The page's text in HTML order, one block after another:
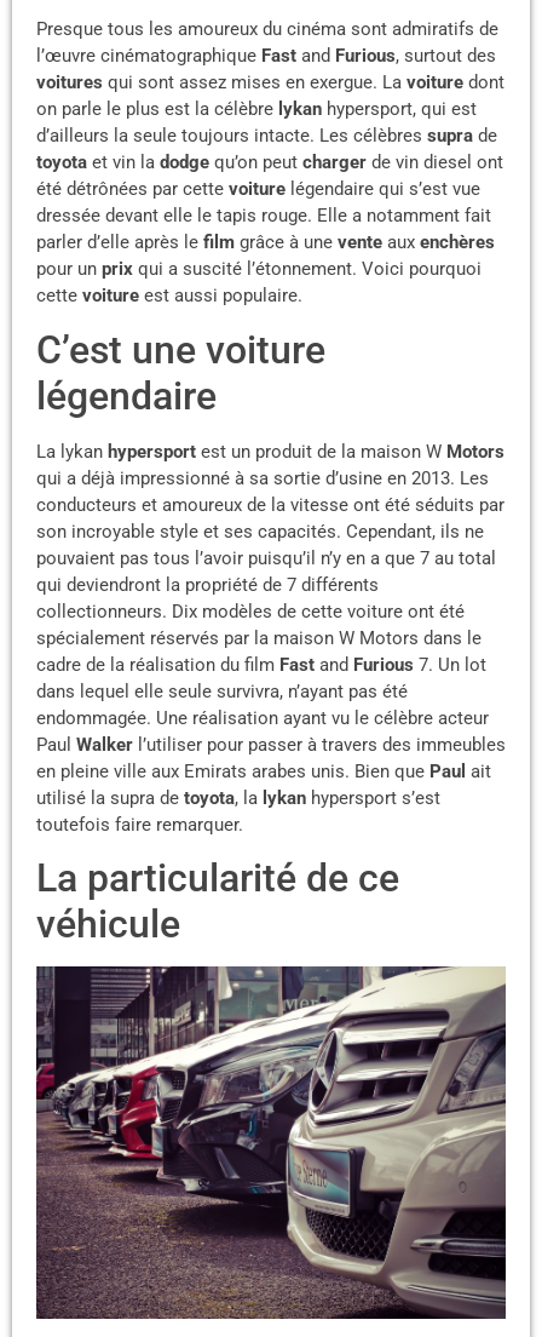
Presque tous les amoureux du cinéma sont admiratifs de
l’œuvre cinématographique Fast and Furious, surtout des
voitures qui sont assez mises en exergue. La voiture dont
on parle le plus est la célèbre lykan hypersport, qui est
d’ailleurs la seule toujours intacte. Les célèbres supra de
toyota et vin la dodge qu’on peut charger de vin diesel ont
été détrônées par cette voiture légendaire qui s’est vue
dressée devant elle le tapis rouge. Elle a notamment fait
parler d’elle après le film grâce à une vente aux enchères
pour un prix qui a suscité l’étonnement. Voici pourquoi
cette voiture est aussi populaire.
C’est une voiture
légendaire
La lykan hypersport est un produit de la maison W Motors
qui a déjà impressionné à sa sortie d’usine en 2013. Les
conducteurs et amoureux de la vitesse ont été séduits par
son incroyable style et ses capacités. Cependant, ils ne
pouvaient pas tous l’avoir puisqu’il n’y en a que 7 au total
qui deviendront la propriété de 7 différents
collectionneurs. Dix modèles de cette voiture ont été
spécialement réservés par la maison W Motors dans le
cadre de la réalisation du film Fast and Furious 7. Un lot
dans lequel elle seule survivra, n’ayant pas été
endommagée. Une réalisation ayant vu le célèbre acteur
Paul Walker l’utiliser pour passer à travers des immeubles
en pleine ville aux Emirats arabes unis. Bien que Paul ait
utilisé la supra de toyota, la lykan hypersport s’est
toutefois faire remarquer.
La particularité de ce
véhicule